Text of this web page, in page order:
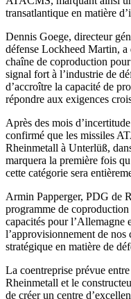
transatlantique en matière
Dennis Goege, directeur
défense Lockheed Martin, a
chaîne de coproduction
signal fort à l’industrie de
d’accroître la capacité de
répondre aux exigences
Après des mois
confirmé que les missiles
Rheinmetall à Unterlüß,
marquera la première fois
cette catégorie sera
Armin Papperger, PDG de
programme de
capacités pour l’Allemagne
l’approvisionnement de
stratégique en matière de
La coentreprise prévue
Rheinmetall et le
de créer un centre